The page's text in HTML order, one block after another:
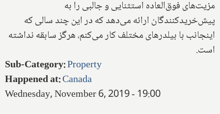
مزیت‌های فوق‌العاده ‌استثنایی و جالبی را به
پیش‌خرید‌کنندگان ارائه می‌دهد که در این چند سالی که
اینجانب با بیلدرهای مختلف کار می‌کنم، هرگز سابقه نداشته
است.‌
Sub-Category:Property
Happened at:Canada
Wednesday, November 6, 2019 - 19:00